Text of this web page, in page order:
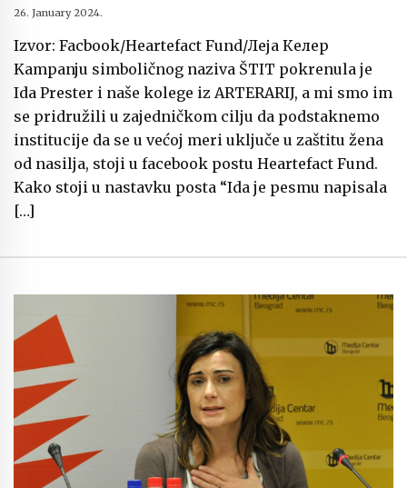
26. January 2024.
Izvor: Facbook/Heartefact Fund/Леја Келер
Kampanju simboličnog naziva ŠTIT pokrenula je
Ida Prester i naše kolege iz ARTERARIJ, a mi smo im
se pridružili u zajedničkom cilju da podstaknemo
institucije da se u većoj meri uključe u zaštitu žena
od nasilja, stoji u facebook postu Heartefact Fund.
Kako stoji u nastavku posta “Ida je pesmu napisala
[…]